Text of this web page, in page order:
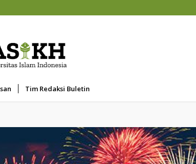
Tim Redaksi Buletin